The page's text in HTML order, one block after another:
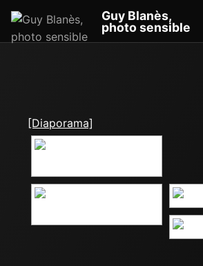
Guy Blanès,
photo sensible
[Diaporama]